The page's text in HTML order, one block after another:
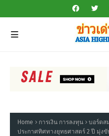
Home การเงิน การลงทุน
บอร์ดส
ประกาศทิศทางยุทธศาสตร์ 2 ปี มุ่ง